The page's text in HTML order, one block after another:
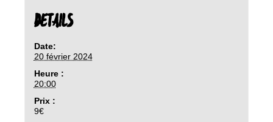
DETAILS
Date:
20 février 2024
Heure :
20:00
Prix :
9€